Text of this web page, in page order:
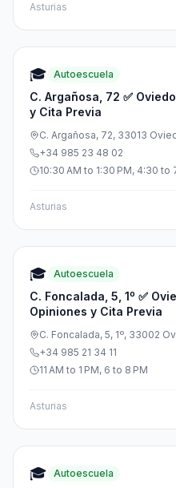
Asturias
🎓 Autoescuela
C. Argañosa, 72 ✅
y Cita Previa
C. Argañosa, 72, 33013
+34 985 23 48 02
10:30 AM to 1:30 PM, 4:30 to
Asturias
🎓 Autoescuela
C. Foncalada, 5, 1º ✅
Opiniones y Cita Previa
C. Foncalada, 5, 1º, 33002
+34 985 21 34 11
11 AM to 1 PM, 6 to 8 PM
Asturias
🎓 Autoescuela